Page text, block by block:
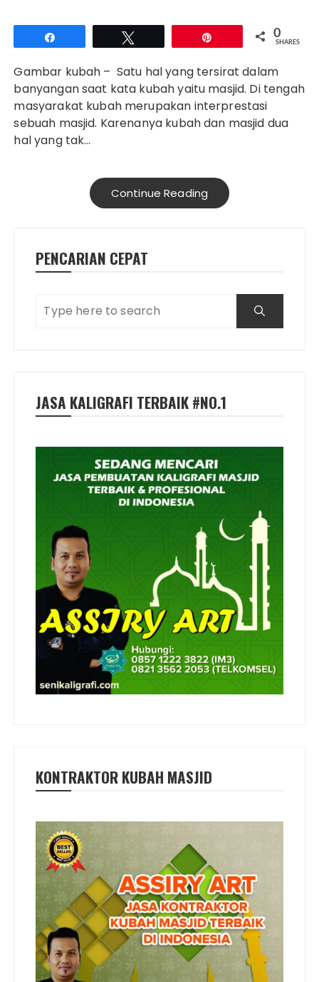
0
SHARES
Gambar kubah – Satu hal yang tersirat dalam
banyangan saat kata kubah yaitu masjid. Di tengah
masyarakat kubah merupakan interprestasi
sebuah masjid. Karenanya kubah dan masjid dua
hal yang tak…
Continue Reading
PENCARIAN CEPAT
JASA KALIGRAFI TERBAIK #NO.1
KONTRAKTOR KUBAH MASJID